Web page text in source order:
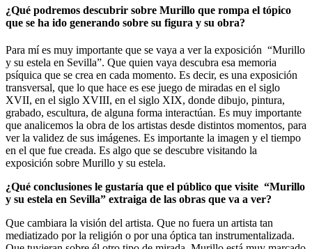
¿Qué podremos descubrir sobre Murillo que rompa el tópico
que se ha ido generando sobre su figura y su obra?
Para mí es muy importante que se vaya a ver la exposición “Murillo
y su estela en Sevilla”. Que quien vaya descubra esa memoria
psíquica que se crea en cada momento. Es decir, es una exposición
transversal, que lo que hace es ese juego de miradas en el siglo
XVII, en el siglo XVIII, en el siglo XIX, donde dibujo, pintura,
grabado, escultura, de alguna forma interactúan. Es muy importante
que analicemos la obra de los artistas desde distintos momentos, para
ver la validez de sus imágenes. Es importante la imagen y el tiempo
en el que fue creada. Es algo que se descubre visitando la
exposición sobre Murillo y su estela.
¿Qué conclusiones le gustaría que el público que visite “Murillo
y su estela en Sevilla” extraiga de las obras que va a ver?
Que cambiara la visión del artista. Que no fuera un artista tan
mediatizado por la religión o por una óptica tan instrumentalizada.